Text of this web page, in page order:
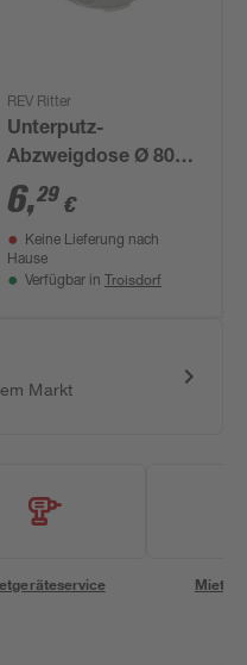
REV Ritter
Unterputz-
Abzweigdose Ø 80 x
32 mm
6,29 €
Keine Lieferung nach
Hause
Verfügbar in Troisdorf
Markt